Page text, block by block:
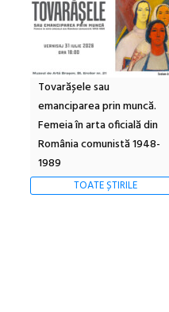
Tovarășele sau
emanciparea prin muncă.
Femeia în arta oficială din
România comunistă 1948-
1989
TOATE ȘTIRILE